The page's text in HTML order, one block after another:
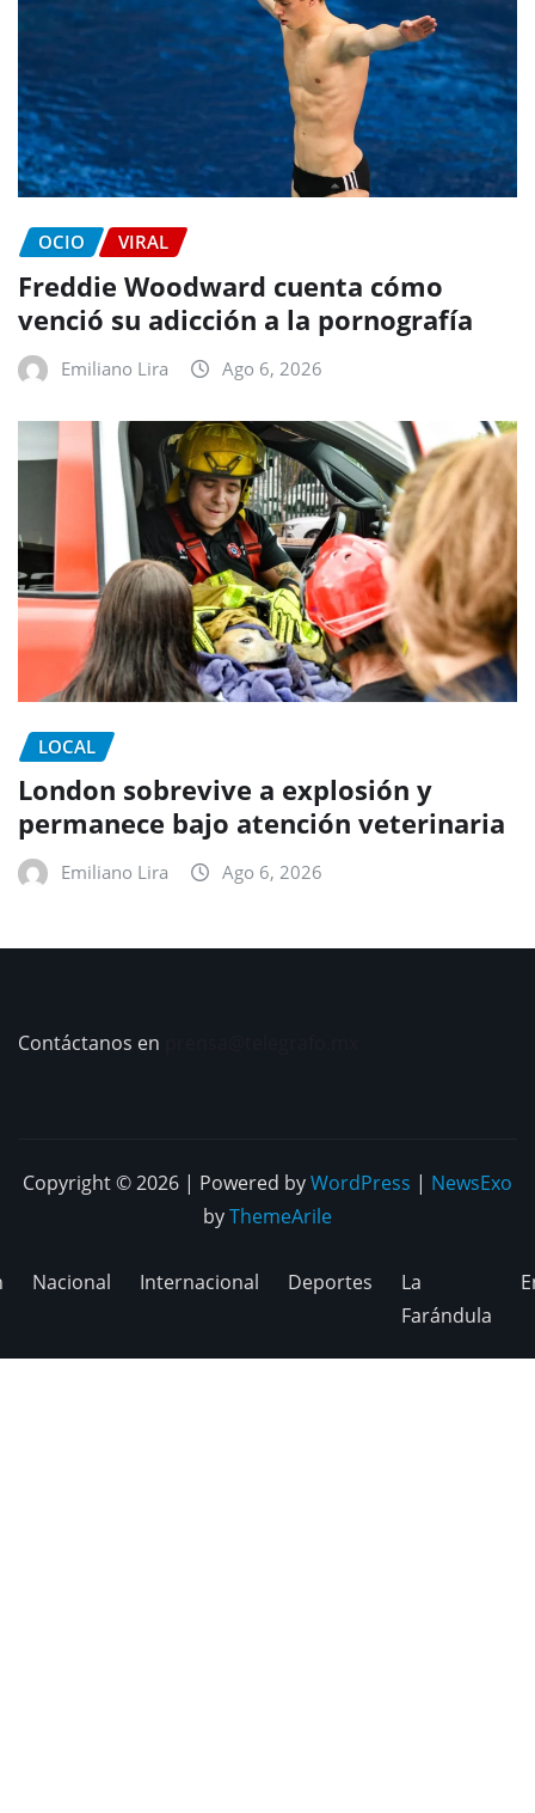
OCIO VIRAL
Freddie Woodward cuenta cómo
venció su adicción a la pornografía
Emiliano Lira Ago 6, 2026
LOCAL
London sobrevive a explosión y
permanece bajo atención veterinaria
Emiliano Lira Ago 6, 2026
Contáctanos en
Copyright © 2026 | Powered byWordPress | NewsExo
byThemeArile
Nacional Internacional Deportes
La
Farándula